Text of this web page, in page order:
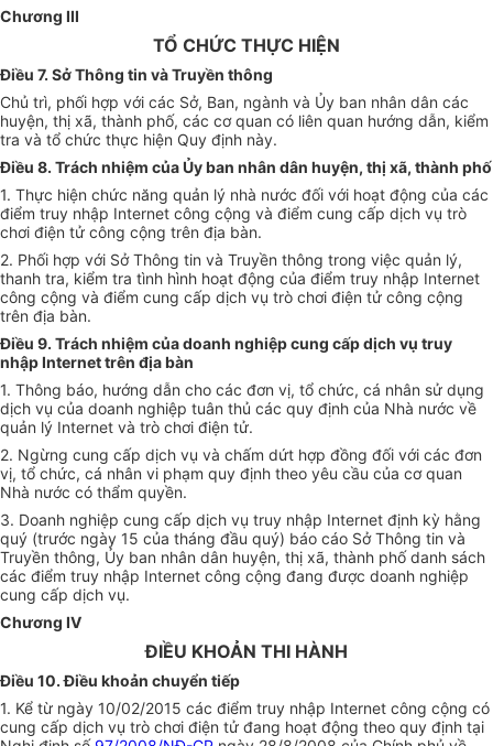
Chương III
TỔ CHỨC THỰC HIỆN
Điều 7. Sở Thông tin và Truyền thông
Chủ trì, phối hợp với các Sở, Ban, ngành và Ủy ban nhân dân các
huyện, thị xã, thành phố, các cơ quan có liên quan hướng dẫn, kiểm
tra và tổ chức thực hiện Quy định này.
Điều 8. Trách nhiệm củaỦy ban nhân dân huyện, thị xã, thành phố
1. Thực hiện chức năng quản lý nhà nước đối với hoạt động của các
điểm truy nhập Internet công cộng và điểm cung cấp dịch vụ trò
chơi điện tử công cộng trên địa bàn.
2. Phối hợp với Sở Thông tin và Truyền thông trong việc quản lý,
thanh tra, kiểm tra tình hình hoạt động của điểm truy nhập Internet
công cộng và điểm cung cấp dịch vụ trò chơi điện tử công cộng
trên địa bàn.
Điều 9. Trách nhiệm của doanh nghiệp cung cấp dịch vụ truy
nhập Internet trên địa bàn
1. Thông báo, hướng dẫn cho các đơn vị, tổ chức, cá nhân sử dụng
dịch vụ của doanh nghiệp tuân thủ các quy định của Nhà nước về
quản lý Internet và trò chơi điện tử.
2. Ngừng cung cấp dịch vụ và chấm dứt hợp đồng đối với các đơn
vị, tổ chức, cá nhân vi phạm quy định theo yêu cầu của cơ quan
Nhà nước có thẩm quyền.
3. Doanh nghiệp cung cấp dịch vụ truy nhập Internet định kỳ hằng
quý (trước ngày 15 của tháng đầu quý) báo cáo Sở Thông tin và
Truyền thông, Ủy ban nhân dân huyện, thị xã, thành phốdanh sách
các điểm truy nhập Internet công cộng đang được doanh nghiệp
cung cấp dịch vụ.
Chương IV
ĐIỀU KHOẢN THI HÀNH
Điều 10. Điều khoản chuyển tiếp
1. Kể từ ngày 10/02/2015 các điểm truy nhập Internet công cộng có
cung cấp dịch vụ trò chơi điện tử đang hoạt động theo quy định tại